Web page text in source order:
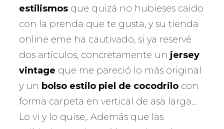
estilismos que quizá no hubieses caido
con la prenda que te gusta, y su tienda
online eme ha cautivado, si ya reservé
dos artículos, concretamente un jersey
vintage que me pareció lo más original
y un bolso estilo piel de cocodrilo con
forma carpeta en vertical de asa larga…
Lo vi y lo quise,. Además que las